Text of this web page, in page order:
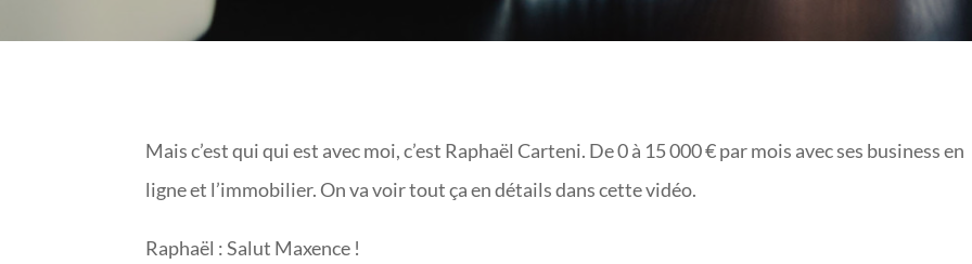
Mais c’est qui qui est avec moi, c’est Raphaël Carteni. De 0 à 15 000 € par mois avec ses business en
ligne et l’immobilier. On va voir tout ça en détails dans cette vidéo.
Raphaël : Salut Maxence !